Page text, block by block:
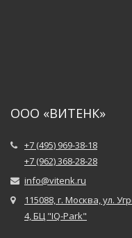
ООО «ВИТЕНК»
+7 (495) 969-38-18
+7 (962) 368-28-28
info@vitenk.ru
115088, г. Москва, ул.
4, БЦ "IQ-Park"